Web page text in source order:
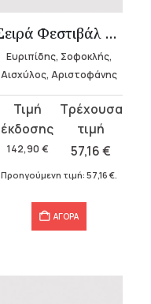
Σειρά Φεστιβάλ Επιδαύρου ’26
Ευριπίδης, Σοφοκλής,
Αισχύλος, Αριστοφάνης
142,90 €
Original
price
was:
142,90 €.
57,16€
τρέχουσα
τιμή
Προηγούμενη τιμή: 57,16 €
ΑΓΟΡΑ